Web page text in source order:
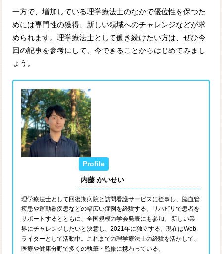
一方で、増加している理学療法士のなかで優位性を保つた
めには専門性の獲得、新しい領域へのチャレンジなどが求
められます。理学療法士として働き続けたい方は、ぜひ今
回の記事を参考にして、今できることからはじめてみまし
ょう。
内藤 かいせい
理学療法士として回復期病院と訪問看護サービスに従事し、脳血管
疾患や運動器疾患などの幅広い症例を経験する。リハビリで患者を
サポートするとともに、全国規模の学会発表にも参加。 新しい業
界にチャレンジしたいと決意し、2021年に独立する。現在はWeb
ライターとして活動中。これまでの理学療法士の経験を活かして、
医療や健康分野で多くの執筆・監修に携わっている。